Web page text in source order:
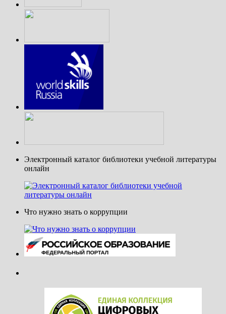
Электронный каталог библиотеки учебной литературы
онлайн
Что нужно знать о коррупции